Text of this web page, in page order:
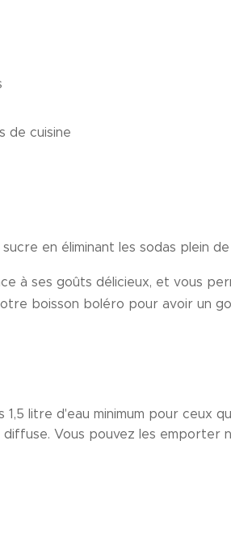
de cuisine
en éliminant les sodas plein
à ses goûts délicieux, et vous
boisson boléro pour avoir un
litre d'eau minimum pour ceux
Vous pouvez les emporter